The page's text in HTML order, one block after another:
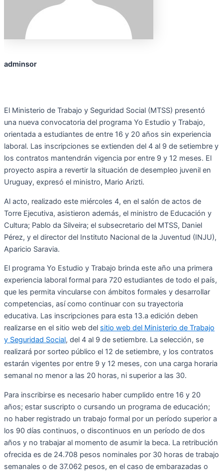
adminsor
El Ministerio de Trabajo y Seguridad Social (MTSS) presentó
una nueva convocatoria del programa Yo Estudio y Trabajo,
orientada a estudiantes de entre 16 y 20 años sin experiencia
laboral. Las inscripciones se extienden del 4 al 9 de setiembre y
los contratos mantendrán vigencia por entre 9 y 12 meses. El
proyecto aspira a revertir la situación de desempleo juvenil en
Uruguay, expresó el ministro, Mario Arizti.
Al acto, realizado este miércoles 4, en el salón de actos de
Torre Ejecutiva, asistieron además, el ministro de Educación y
Cultura; Pablo da Silveira; el subsecretario del MTSS, Daniel
Pérez, y el director del Instituto Nacional de la Juventud (INJU),
Aparicio Saravia.
El programa Yo Estudio y Trabajo brinda este año una primera
experiencia laboral formal para 720 estudiantes de todo el país,
que les permita vincularse con ámbitos formales y desarrollar
competencias, así como continuar con su trayectoria
educativa. Las inscripciones para esta 13.a edición deben
realizarse en el sitio web del sitio web del Ministerio de Trabajo
y Seguridad Social, del 4 al 9 de setiembre. La selección, se
realizará por sorteo público el 12 de setiembre, y los contratos
estarán vigentes por entre 9 y 12 meses, con una carga horaria
semanal no menor a las 20 horas, ni superior a las 30.
Para inscribirse es necesario haber cumplido entre 16 y 20
años; estar suscripto o cursando un programa de educación;
no haber registrado un trabajo formal por un período superior a
los 90 días continuos, o discontinuos en un período de dos
años y no trabajar al momento de asumir la beca. La retribución
ofrecida es de 24.708 pesos nominales por 30 horas de trabajo
semanales o de 37.062 pesos, en el caso de embarazadas o